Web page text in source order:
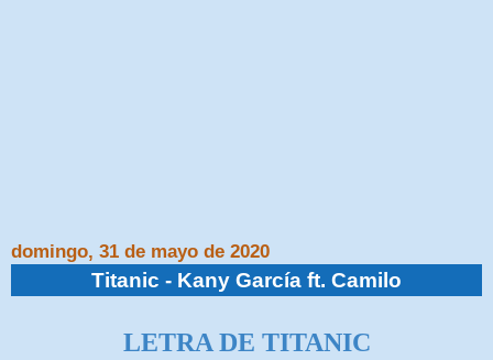
domingo, 31 de mayo de 2020
Titanic - Kany García ft. Camilo
LETRA DE TITANIC